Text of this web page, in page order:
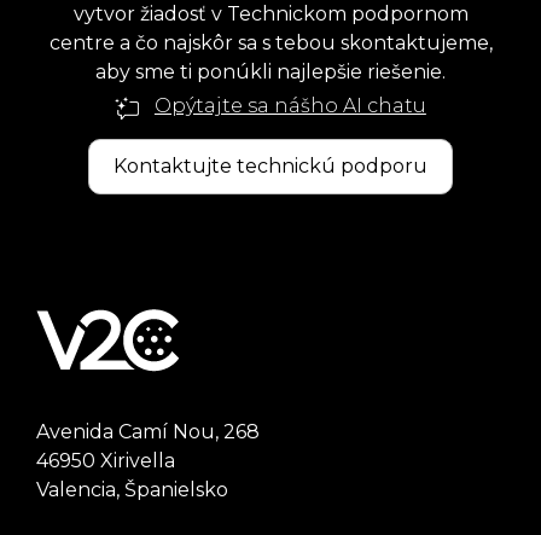
vytvor žiadosť v Technickom podpornom
centre a čo najskôr sa s tebou skontaktujeme,
aby sme ti ponúkli najlepšie riešenie.
Opýtajte sa nášho AI chatu
Kontaktujte technickú podporu
Avenida Camí Nou, 268
46950 Xirivella
Valencia, Španielsko